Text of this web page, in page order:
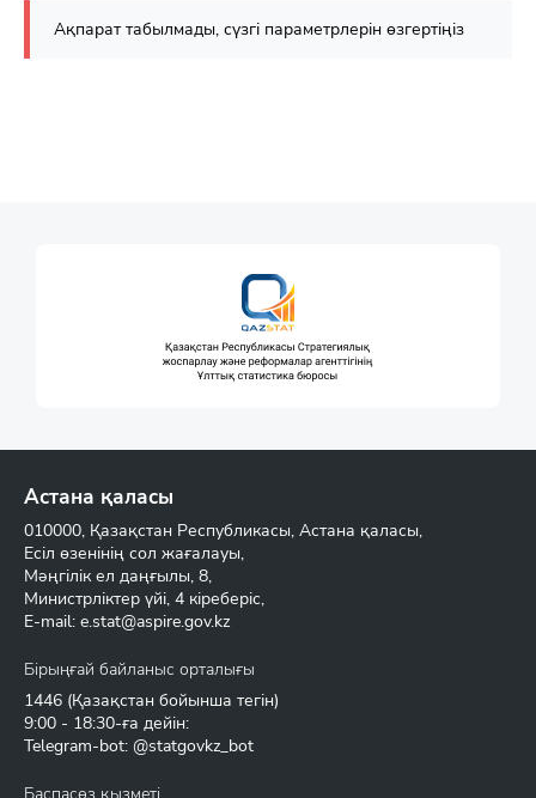
Ақпарат табылмады, сүзгі параметрлерін өзгертіңіз
Астана қаласы
010000, Қазақстан Республикасы, Астана қаласы,
Есіл өзенінің сол жағалауы,
Мәңгілік ел даңғылы, 8,
Министрліктер үйі, 4 кіреберіс,
E-mail: e.stat@aspire.gov.kz
Бірыңғай байланыс орталығы
1446 (Қазақстан бойынша тегін)
9:00 - 18:30-ға дейін:
Telegram-bot: @statgovkz_bot